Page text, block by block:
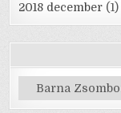
2018 december (1)
Kategóriák